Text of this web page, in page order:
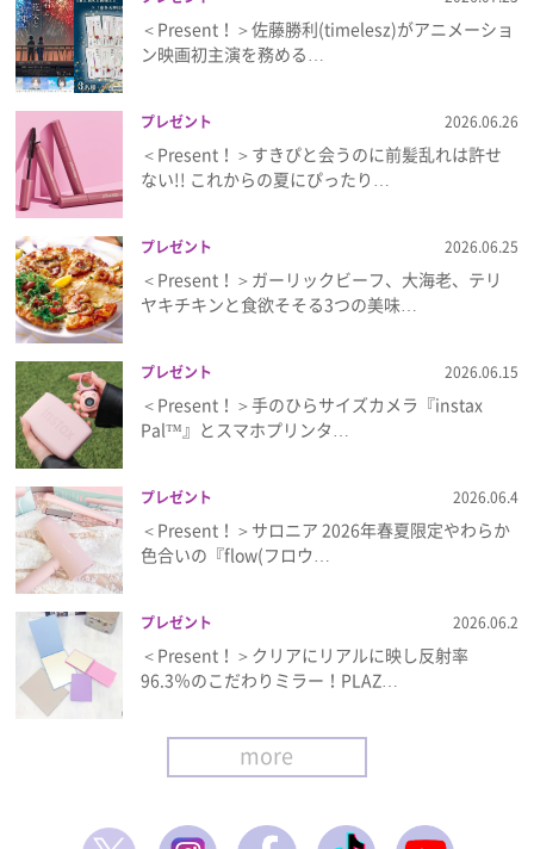
＜Present！＞佐藤勝利(timelesz)がアニメーショ
ン映画初主演を務める…
プレゼント 2026.06.26
＜Present！＞すきぴと会うのに前髪乱れは許せ
ない!! これからの夏にぴったり…
プレゼント 2026.06.25
＜Present！＞ガーリックビーフ、大海老、テリ
ヤキチキンと食欲そそる3つの美味…
プレゼント 2026.06.15
＜Present！＞手のひらサイズカメラ『instax
Pal™』とスマホプリンタ…
プレゼント 2026.06.4
＜Present！＞サロニア 2026年春夏限定やわらか
色合いの『flow(フロウ…
プレゼント 2026.06.2
＜Present！＞クリアにリアルに映し反射率
96.3％のこだわりミラー！PLAZ…
more